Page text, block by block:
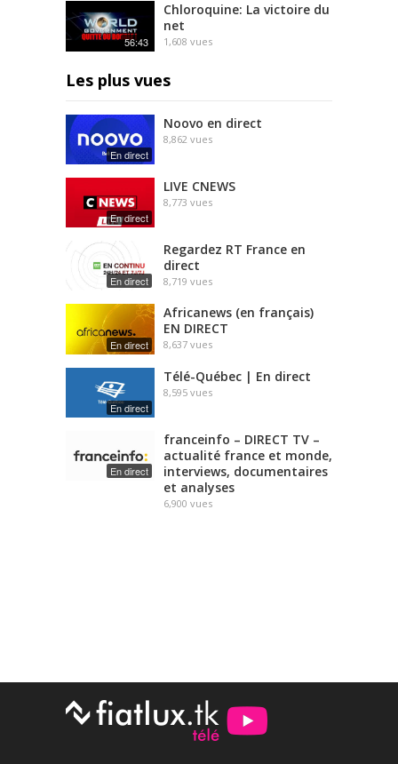
56:43
Chloroquine: La victoire du
net
1,608 vues
Les plus vues
En direct
Noovo en direct
8,862 vues
En direct
LIVE CNEWS
8,773 vues
En direct
Regardez RT France en
direct
8,719 vues
En direct
Africanews (en français)
EN DIRECT
8,637 vues
En direct
Télé-Québec | En direct
8,595 vues
En direct
franceinfo – DIRECT TV –
actualité france et monde,
interviews, documentaires
et analyses
6,900 vues